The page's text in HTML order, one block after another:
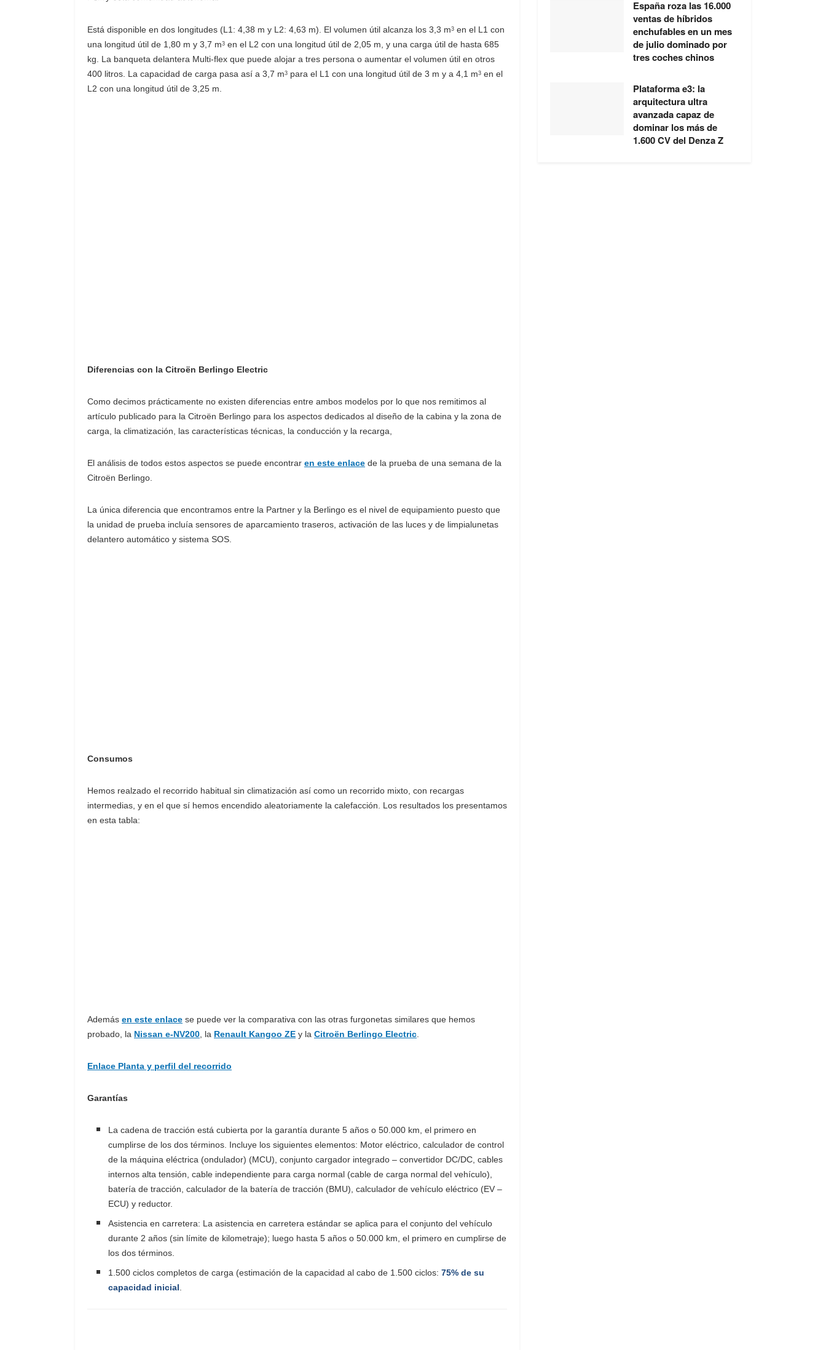
Está disponible en dos longitudes (L1: 4,38 m y L2: 4,63 m). El volumen útil alcanza los 3,3 m3 en el L1 con
una longitud útil de 1,80 m y 3,7 m3 en el L2 con una longitud útil de 2,05 m, y una carga útil de hasta 685
kg. La banqueta delantera Multi-flex que puede alojar a tres persona o aumentar el volumen útil en otros
400 litros. La capacidad de carga pasa así a 3,7 m3 para el L1 con una longitud útil de 3 m y a 4,1 m3 en el
L2 con una longitud útil de 3,25 m.
Diferencias con la Citroën Berlingo Electric
Como decimos prácticamente no existen diferencias entre ambos modelos por lo que nos remitimos al
artículo publicado para la Citroën Berlingo para los aspectos dedicados al diseño de la cabina y la zona de
carga, la climatización, las características técnicas, la conducción y la recarga,
El análisis de todos estos aspectos se puede encontrar en este enlace de la prueba de una semana de la
Citroën Berlingo.
La única diferencia que encontramos entre la Partner y la Berlingo es el nivel de equipamiento puesto que
la unidad de prueba incluía sensores de aparcamiento traseros, activación de las luces y de limpialunetas
delantero automático y sistema SOS.
Consumos
Hemos realzado el recorrido habitual sin climatización así como un recorrido mixto, con recargas
intermedias, y en el que sí hemos encendido aleatoriamente la calefacción. Los resultados los presentamos
en esta tabla:
Además en este enlace se puede ver la comparativa con las otras furgonetas similares que hemos
probado, la Nissan e-NV200 , la Renault Kangoo ZE y la Citroën Berlingo Electric
Enlace Planta y perfil del recorrido
Garantías
La cadena de tracción está cubierta por la garantía durante 5 años o 50.000 km, el primero en
cumplirse de los dos términos. Incluye los siguientes elementos: Motor eléctrico, calculador de control
de la máquina eléctrica (ondulador) (MCU), conjunto cargador integrado – convertidor DC/DC, cables
internos alta tensión, cable independiente para carga normal (cable de carga normal del vehículo),
batería de tracción, calculador de la batería de tracción (BMU), calculador de vehículo eléctrico (EV –
ECU) y reductor.
Asistencia en carretera: La asistencia en carretera estándar se aplica para el conjunto del vehículo
durante 2 años (sin límite de kilometraje); luego hasta 5 años o 50.000 km, el primero en cumplirse de
los dos términos.
1.500 ciclos completos de carga (estimación de la capacidad al cabo de 1.500 ciclos:75% de su
capacidad inicial
España roza las 16.000
ventas de híbridos
enchufables en un mes
de julio dominado por
tres coches chinos
Plataforma e3: la
arquitectura ultra
avanzada capaz de
dominar los más de
1.600 CV del Denza Z